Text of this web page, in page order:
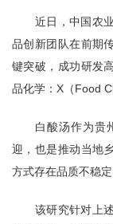
数字服务
党建文化
近日，中国农
品创新团队在前期
键突破，成功研发
品化学：X（Food
白酸汤作为贵
迎，也是推动当地
方式存在品质不稳
该研究针对上